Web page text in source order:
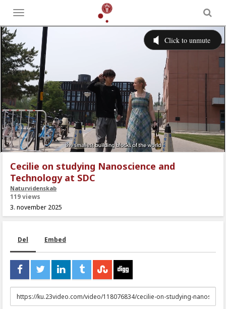
Toggle
menu
Cecilie on studying Nanoscience and
Technology at SDC
Naturvidenskab
119 views
3. november 2025
Del Embed
URL
to